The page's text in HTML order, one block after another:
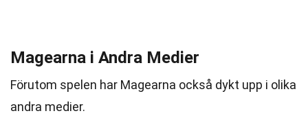
Magearna i Andra Medier
Förutom spelen har Magearna också dykt upp i olika
andra medier.